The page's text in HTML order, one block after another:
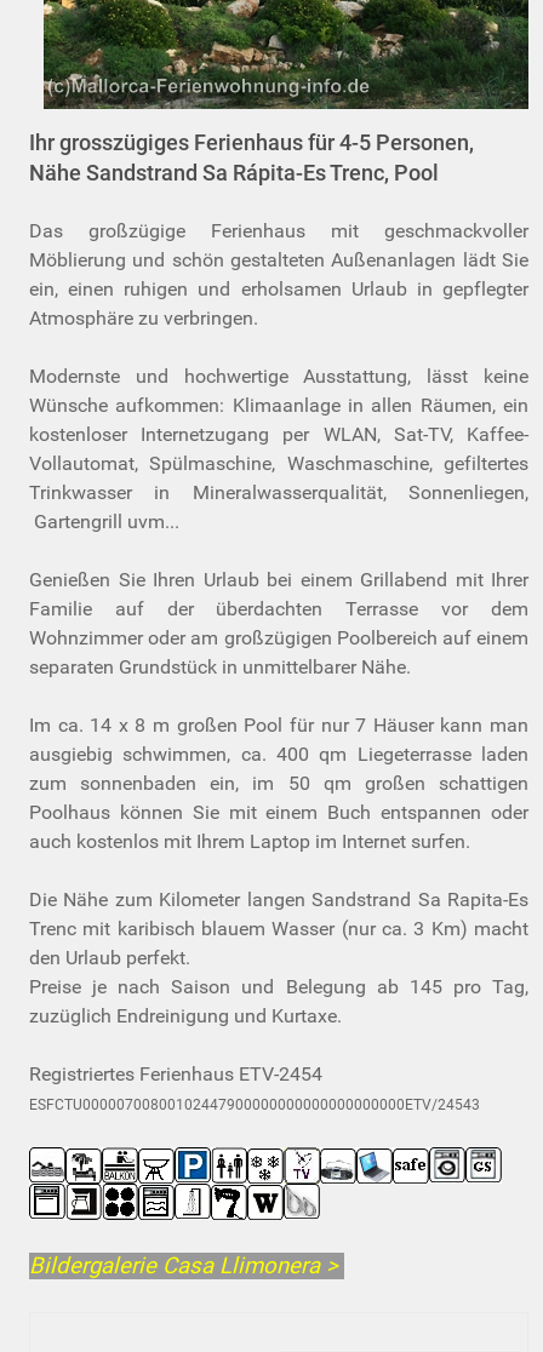
Ihr grosszügiges Ferienhaus für 4-5 Personen,
Nähe Sandstrand Sa Rápita-Es Trenc, Pool
Das großzügige Ferienhaus mit geschmackvoller
Möblierung und schön gestalteten Außenanlagen lädt Sie
ein, einen ruhigen und erholsamen Urlaub in gepflegter
Atmosphäre zu verbringen.
Modernste und hochwertige Ausstattung, lässt keine
Wünsche aufkommen: Klimaanlage in allen Räumen, ein
kostenloser Internetzugang per WLAN, Sat-TV, Kaffee-
Vollautomat, Spülmaschine, Waschmaschine, gefiltertes
Trinkwasser in Mineralwasserqualität, Sonnenliegen,
Gartengrill uvm...
Genießen Sie Ihren Urlaub bei einem Grillabend mit Ihrer
Familie auf der überdachten Terrasse vor dem
Wohnzimmer oder am großzügigen Poolbereich auf einem
separaten Grundstück in unmittelbarer Nähe.
Im ca. 14 x 8 m großen Pool für nur 7 Häuser kann man
ausgiebig schwimmen, ca. 400 qm Liegeterrasse laden
zum sonnenbaden ein, im 50 qm großen schattigen
Poolhaus können Sie mit einem Buch entspannen oder
auch kostenlos mit Ihrem Laptop im Internet surfen.
Die Nähe zum Kilometer langen Sandstrand Sa Rapita-Es
Trenc mit karibisch blauem Wasser (nur ca. 3 Km) macht
den Urlaub perfekt.
Preise je nach Saison und Belegung ab 145 pro Tag,
zuzüglich Endreinigung und Kurtaxe.
Registriertes Ferienhaus ETV-2454
ESFCTU00000700800102447900000000000000000000ETV/24543
Bildergalerie Casa Llimonera >